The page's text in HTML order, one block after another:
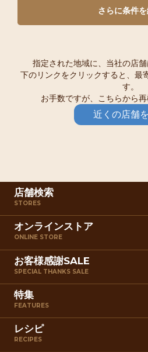
さらに条件
指定された地域に、当社の店舗
下のリンクをクリックすると、最
す。
お手数ですが、こちらから再
近くの店舗
店舗検索
STORES
オンラインストア
ONLINE STORE
お客様感謝SALE
SPECIAL THANKS SALE
特集
FEATURES
レシピ
RECIPES